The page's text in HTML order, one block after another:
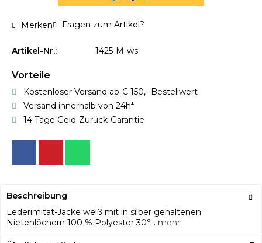
Merken Fragen zum Artikel?
Artikel-Nr.: 1425-M-ws
Vorteile
Kostenloser Versand ab € 150,- Bestellwert
Versand innerhalb von 24h*
14 Tage Geld-Zurück-Garantie
Beschreibung
Lederimitat-Jacke weiß mit in silber gehaltenen
Nietenlöchern 100 % Polyester 30°... mehr